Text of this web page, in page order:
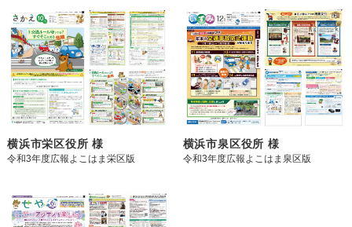
横浜市栄区役所 様
令和3年度広報よこはま栄区版
横浜市泉区役所 様
令和3年度広報よこはま泉区版